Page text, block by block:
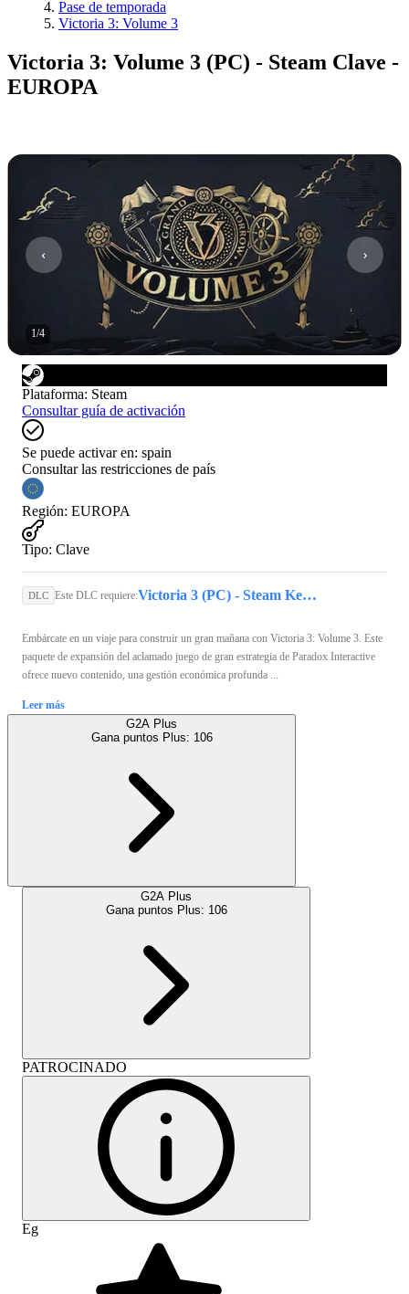
Pase de temporada
Victoria 3: Volume 3
Victoria 3: Volume 3 (PC) - Steam Clave -
EUROPA
1/4
Plataforma: Steam
Consultar guía de activación
Se puede activar en: spain
Consultar las restricciones de país
Región: EUROPA
Tipo: Clave
DLC Este DLC requiere: Victoria 3 (PC) - Steam Key - GLOBAL
Embárcate en un viaje para construir un gran mañana con Victoria 3: Volume 3. Este
paquete de expansión del aclamado juego de gran estrategia de Paradox Interactive
ofrece nuevo contenido, una gestión económica profunda ...
Leer más
G2A Plus
Gana puntos Plus: 106
G2A Plus
Gana puntos Plus: 106
PATROCINADO
Eg